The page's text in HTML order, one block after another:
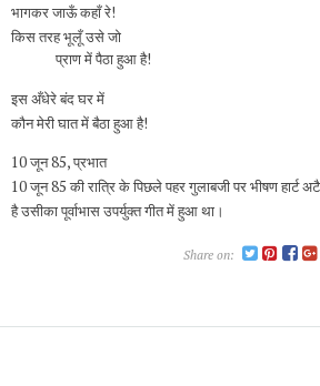
भागकर जाऊँ कहाँ रे!
किस तरह भूलूँ उसे जो
प्राण में पैठा हुआ है!
इस अँधेरे बंद घर में
कौन मेरी घात में बैठा हुआ है!
10 जून 85, प्रभात
10 जून 85 की रात्रि के पिछले पहर गुलाबजी पर भीषण हार्ट
है उसीका पूर्वाभास उपर्युक्त गीत में हुआ था।
Share on: